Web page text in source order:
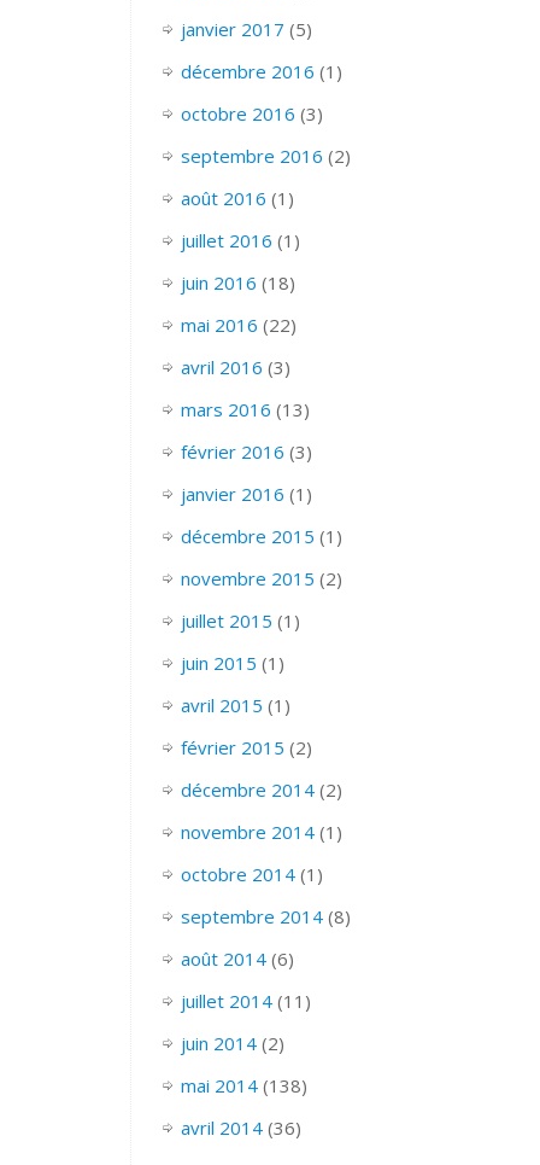
janvier 2017 (5)
décembre 2016 (1)
octobre 2016 (3)
septembre 2016 (2)
août 2016 (1)
juillet 2016 (1)
juin 2016 (18)
mai 2016 (22)
avril 2016 (3)
mars 2016 (13)
février 2016 (3)
janvier 2016 (1)
décembre 2015 (1)
novembre 2015 (2)
juillet 2015 (1)
juin 2015 (1)
avril 2015 (1)
février 2015 (2)
décembre 2014(2)
novembre 2014(1)
octobre 2014(1)
septembre 2014(8)
août 2014(6)
juillet 2014(11)
juin 2014(2)
mai 2014(138)
avril 2014(36)